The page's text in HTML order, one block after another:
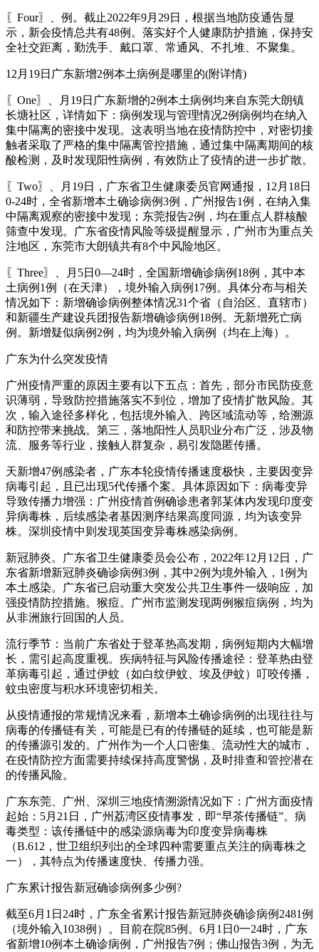
〖Four〗、例。截止2022年9月29日，根据当地防疫通告显
示，新会疫情总共有48例。落实好个人健康防护措施，保持安
全社交距离，勤洗手、戴口罩、常通风、不扎堆、不聚集。
12月19日广东新增2例本土病例是哪里的(附详情)
〖One〗、月19日广东新增的2例本土病例均来自东莞大朗镇
长塘社区，详情如下：病例发现与管理情况2例病例均在纳入
集中隔离的密接中发现。这表明当地在疫情防控中，对密切接
触者采取了严格的集中隔离管控措施，通过集中隔离期间的核
酸检测，及时发现阳性病例，有效防止了疫情的进一步扩散。
〖Two〗、月19日，广东省卫生健康委员官网通报，12月18日
0-24时，全省新增本土确诊病例3例，广州报告1例，在纳入集
中隔离观察的密接中发现；东莞报告2例，均在重点人群核酸
筛查中发现。广东省疫情风险等级提醒显示，广州市为重点关
注地区，东莞市大朗镇共有8个中风险地区。
〖Three〗、月5日0—24时，全国新增确诊病例18例，其中本
土病例1例（在天津），境外输入病例17例。具体分布与相关
情况如下：新增确诊病例整体情况31个省（自治区、直辖市）
和新疆生产建设兵团报告新增确诊病例18例。无新增死亡病
例。新增疑似病例2例，均为境外输入病例（均在上海）。
广东为什么突发疫情
广州疫情严重的原因主要有以下五点：首先，部分市民防疫意
识薄弱，导致防控措施落实不到位，增加了疫情扩散风险。其
次，输入途径多样化，包括境外输入、跨区域流动等，给溯源
和防控带来挑战。第三，落地阳性人员职业分布广泛，涉及物
流、服务等行业，接触人群复杂，易引发隐匿传播。
天新增47例感染者，广东本轮疫情传播速度极快，主要因变异
病毒引起，且已出现5代传播个案。具体原因如下：病毒变异
导致传播力增强：广州疫情首例确诊患者郭某体内发现印度变
异病毒株，后续感染者基因测序结果高度同源，均为该变异
株。深圳疫情中则发现英国变异毒株感染病例。
新冠肺炎。广东省卫生健康委员会公布，2022年12月12日，广
东省新增新冠肺炎确诊病例3例，其中2例为境外输入，1例为
本土感染。广东省已启动重大突发公共卫生事件一级响应，加
强疫情防控措施。猴痘。广州市监测发现两例猴痘病例，均为
从非洲旅行回国的人员。
流行季节：当前广东省处于登革热高发期，病例短期内大幅增
长，需引起高度重视。疾病特征与风险传播途径：登革热由登
革病毒引起，通过伊蚊（如白纹伊蚊、埃及伊蚊）叮咬传播，
蚊虫密度与积水环境密切相关。
从疫情通报的常规情况来看，新增本土确诊病例的出现往往与
病毒的传播链有关，可能是已有的传播链的延续，也可能是新
的传播源引发的。广州作为一个人口密集、流动性大的城市，
在疫情防控方面需要持续保持高度警惕，及时排查和管控潜在
的传播风险。
广东东莞、广州、深圳三地疫情溯源情况如下：广州方面疫情
起始：5月21日，广州荔湾区疫情事发，即“早茶传播链”。病
毒类型：该传播链中的感染源病毒为印度变异病毒株
（B.612，世卫组织列出的全球四种需要重点关注的病毒株之
一），其特点为传播速度快、传播力强。
广东累计报告新冠确诊病例多少例?
截至6月1日24时，广东全省累计报告新冠肺炎确诊病例2481例
（境外输入1038例）。目前在院85例。6月1日0一24时，广东
省新增10例本土确诊病例，广州报告7例；佛山报告3例，为无